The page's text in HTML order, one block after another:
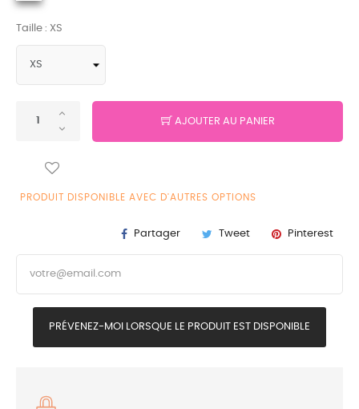
Taille : XS
AJOUTER AU PANIER
PRODUIT DISPONIBLE AVEC D'AUTRES OPTIONS
Partager Tweet Pinterest
PRÉVENEZ-MOI LORSQUE LE PRODUIT EST DISPONIBLE